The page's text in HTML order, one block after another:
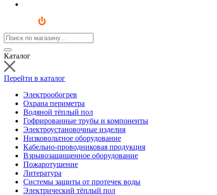
Каталог
Перейти в каталог
Электрообогрев
Охрана периметра
Водяной тёплый пол
Гофрированные трубы и компоненты
Электроустановочные изделия
Низковольтное оборудование
Кабельно-проводниковая продукция
Взрывозащищенное оборудование
Пожаротушение
Литература
Системы защиты от протечек воды
Электрический тёплый пол